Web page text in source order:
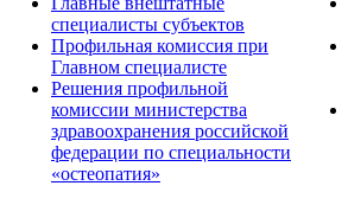
специалисты субъектов
Профильная комиссия при
Главном специалисте
Решения профильной
комиссии министерства
здравоохранения российской
федерации по специальности
«остеопатия»